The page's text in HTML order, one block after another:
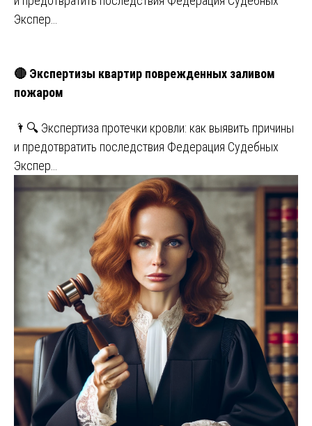
Экспер…
🔴 Экспертизы квартир поврежденных заливом
пожаром
🌂🔍 Экспертиза протечки кровли: как выявить причины
и предотвратить последствия Федерация Судебных
Экспер…